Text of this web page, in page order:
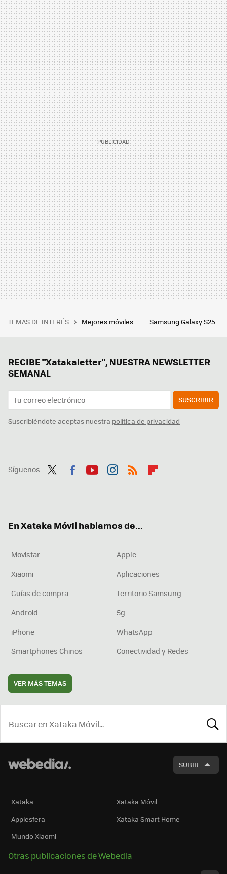
TEMAS DE INTERÉS Mejores móviles Samsung Galaxy S25
RECIBE "Xatakaletter", NUESTRA NEWSLETTER
SEMANAL
SUSCRIBIR
Suscribiéndote aceptas nuestra política de privacidad
Síguenos
En Xataka Móvil hablamos de...
Movistar
Apple
Xiaomi
Aplicaciones
Guías de compra
Territorio Samsung
Android
5g
iPhone
WhatsApp
Smartphones Chinos
Conectividad y Redes
VER MÁS TEMAS
SUBIR
Xataka
Xataka Móvil
Applesfera
Xataka Smart Home
Mundo Xiaomi
Otras publicaciones de Webedia